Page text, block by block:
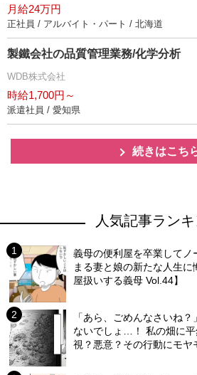
月給24万円
正社員 / アルバイト・パート / 北海道
製鐵会社の品質管理業務/化学分析
WDB株式会社
時給1,700円～
派遣社員 / 愛知県
続きはこち
人気記事ラン
義母の便利屋を卒業して
まる妻と娘の新たな人生に
屋扱いする義母 Vol.44】
「あら、ごめんなさいね
ないでしょ…！ 私の畑に
視？悪意？その行動にモヤ